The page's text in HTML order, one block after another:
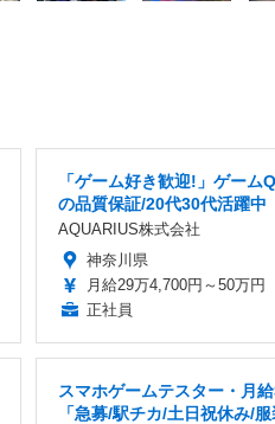
「ゲーム好き歓迎!」ゲーム
の品質保証/20代30代活躍中
AQUARIUS株式会社
神奈川県
月給29万4,700円～50万円
正社員
スマホゲームテスター・月
「急募/駅チカ/土日祝休み/